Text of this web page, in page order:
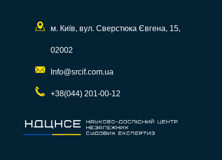
м. Київ, вул. Сверстюка Євгена, 15,
02002
Info@srcif.com.ua
+38(044) 201-00-12